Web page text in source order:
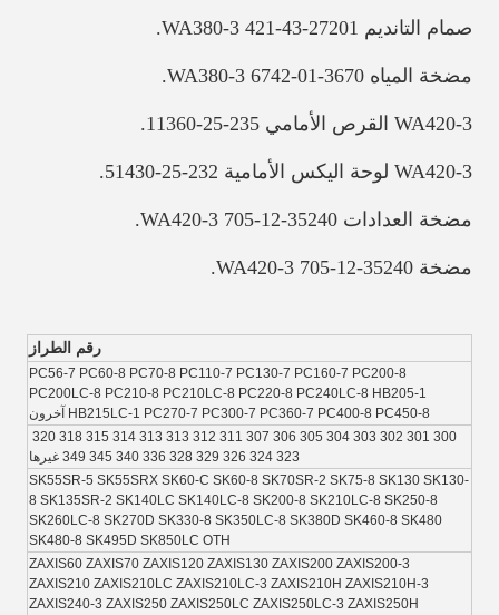
صمام التانديم WA380-3 421-43-27201.
مضخة المياه WA380-3 6742-01-3670.
WA420-3 القرص الأمامي 235-25-11360.
WA420-3 لوحة اليكس الأمامية 232-25-51430.
مضخة العدادات WA420-3 705-12-35240.
مضخة WA420-3 705-12-35240.
رقم الطراز
PC56-7 PC60-8 PC70-8 PC110-7 PC130-7 PC160-7 PC200-8
PC200LC-8 PC210-8 PC210LC-8 PC220-8 PC240LC-8 HB205-1
HB215LC-1 PC270-7 PC300-7 PC360-7 PC400-8 PC450-8 آخرون
323 324 326 329 328 336 340 345 349 غيرها
SK55SR-5 SK55SRX SK60-C SK60-8 SK70SR-2 SK75-8 SK130 SK130-
8 SK135SR-2 SK140LC SK140LC-8 SK200-8 SK210LC-8 SK250-8
SK260LC-8 SK270D SK330-8 SK350LC-8 SK380D SK460-8 SK480
SK480-8 SK495D SK850LC OTH
ZAXIS60 ZAXIS70 ZAXIS120 ZAXIS130 ZAXIS200 ZAXIS200-3
ZAXIS210 ZAXIS210LC ZAXIS210LC-3 ZAXIS210H ZAXIS210H-3
ZAXIS240-3 ZAXIS250 ZAXIS250LC ZAXIS250LC-3 ZAXIS250H